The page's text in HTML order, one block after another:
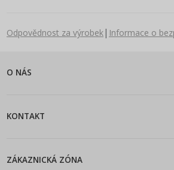
Odpovědnost za výrobek| Informace o
O NÁS
KONTAKT
ZÁKAZNICKÁ ZÓNA